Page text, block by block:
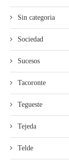
Sin categoria
Sociedad
Sucesos
Tacoronte
Tegueste
Tejeda
Telde